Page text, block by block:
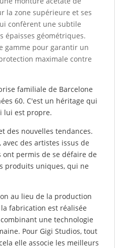
la zone supérieure et ses
confèrent une subtile
épaisses géométriques.
gamme pour garantir un
maximale contre
familiale de Barcelone
60. C'est un héritage qui
lui est propre.
des nouvelles tendances.
des artistes issus de
permis de se défaire de
produits uniques, qui ne
au lieu de la production
fabrication est réalisée
une technologie
Pour Gigi Studios, ​​tout
elle associe les meilleurs